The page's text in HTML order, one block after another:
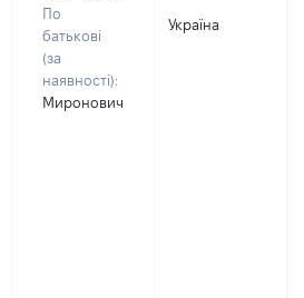
По
батькові
(за
наявності):
Миронович
Україна